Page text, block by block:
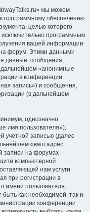
мы можем
программному обеспечению
целью которого
программным
вашей информации
форум. Этими данными
данные: сообщения,
дальнейшем «анонимные
в конференции
запись») и сообщения,
(в дальнейшем
однозначно
имя пользователя»),
учётной записью (далее
«ваш адрес
записи на форумах
компьютерной
нам услуги
при регистрации в
имени пользователя,
как необходимой, так и
конференции